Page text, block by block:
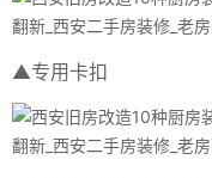
▲专用卡扣